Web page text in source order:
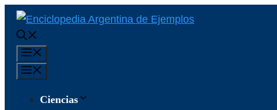
Saltar
contenido
Ciencias